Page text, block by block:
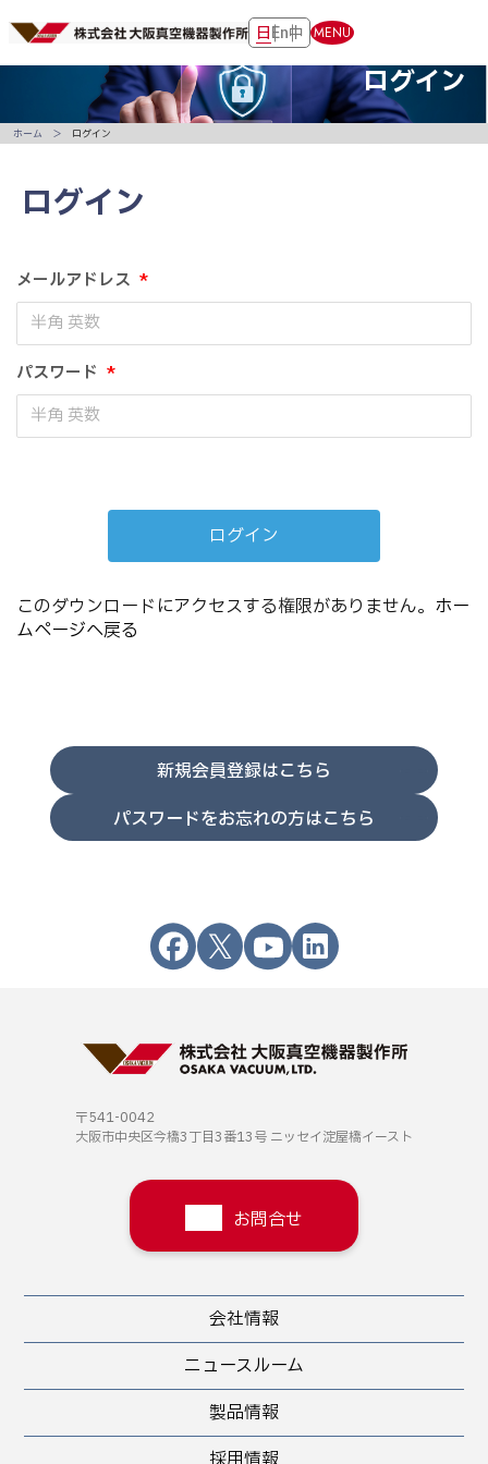
日En中 MENU
ログイン
ログイン
メールアドレス *
パスワード *
このダウンロードにアクセスする権限がありません。 ホー
ムページへ戻る
新規会員登録はこちら
パスワードをお忘れの方はこちら
ホーム ログイン
〒541-0042
大阪市中央区今橋3丁目3番13号 ニッセイ淀屋橋イースト
お問合せ
会社情報
ニュースルーム
製品情報